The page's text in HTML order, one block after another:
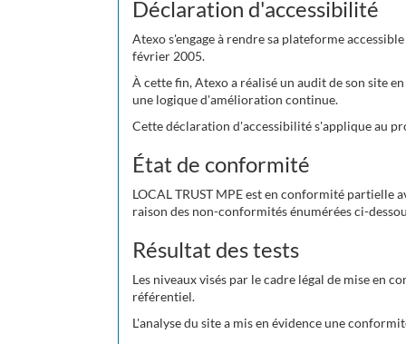
Déclaration d'accessibilité
Atexo s'engage à rendre sa plateforme
février 2005.
À cette fin, Atexo a réalisé un audit de son site
une logique d'amélioration continue.
Cette déclaration d'accessibilité s'applique au
État de conformité
LOCAL TRUST MPE est en conformité
raison des non-conformités énumérées ci-
Résultat des tests
Les niveaux visés par le cadre légal de mise en
référentiel.
L'analyse du site a mis en évidence une